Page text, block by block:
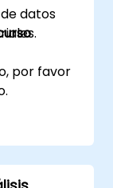
datos
por favor